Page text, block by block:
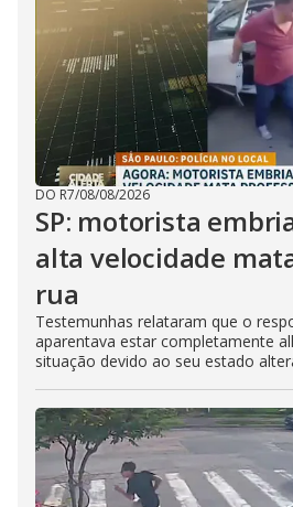
DO R7/08/08/2026
SP: motorista
alta velocidade
rua
Testemunhas relataram que o
aparentava estar completamente
situação devido ao seu estado